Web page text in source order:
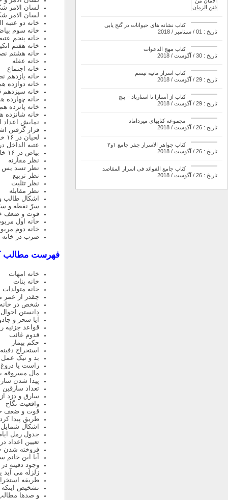
لسان الامر
لسان الامر
خانه دو عتبه
خانه سوم
خانه پنجم
خانه هفتم
خانه هشتم
خانه عقله
خانه اجتماع
خانه یازدهم
خانه دوازده
خانه سیزدهم
خانه
خانه پانزده
خانه شانزده
نمایش اعداد
قرار گرفتن
لحیان در ۱۶ خانه
عتبه الداخل در ۱۶
بیاض در ۱۶ خانه
نظر مقارنه
نظر تسد یس
نظر تربیع
نظر تثلیث
نظر مقابله
اشکال طالب
سرّ نقطه و
قوت و ضعف
خانه اول
خانه دوم
ضرب در
فهرست مطالب
خانه امهات
خانه بنات
خانه متولدات
چقدر از عمر
شخص در
دانستن
آیا سحر و
قواعد جزئیه
قدوم غائب
حکم بیمار
استخراج
بد و نیک عمل
راست یا
مال مسروقه
پیدا شدن
تعداد سارقین
سارق و دزد
واقعیت نگاح
قوت و ضعف
طریق پیدا
اشکال
جدول رمل
تعیین اعداد
فروخته
آیا این
وجود دفینه
زلزله می آید
طریقه
تشخیص اینکه
و صدها
کتاب نشانه های حیوانات در گنج یابی
تاریخ : 01 / سپتامبر / 2018
کتاب مهج الدعوات
تاریخ : 30 / آگوست / 2018
کتاب اسرار مانیه تیسم
تاریخ : 29 / آگوست / 2018
کتاب از آستارا تا استارباد – پنج
تاریخ : 29 / آگوست / 2018
مجموعه کتابهای میرداماد
تاریخ : 26 / آگوست / 2018
کتاب جواهر الاسرار جفر جامع ۱و۲
تاریخ : 26 / آگوست / 2018
کتاب جامع الفوائد فی اسرار المقاصد
تاریخ : 26 / آگوست / 2018